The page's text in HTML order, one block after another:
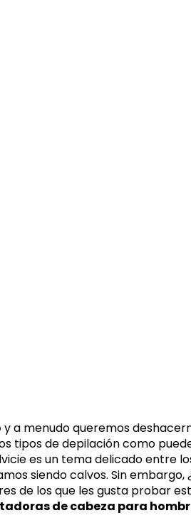
y a menudo queremos
tipos de depilación como
es un tema delicado entre
siendo calvos. Sin embargo,
de los que les gusta probar
de cabeza para